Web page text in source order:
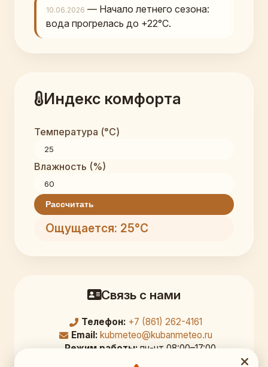
10.06.2026 — Начало летнего сезона:
вода прогрелась до +22°C.
Индекс комфорта
Температура (°C)
Влажность (%)
Рассчитать
Ощущается: 25°C
Связь с нами
Телефон: +7 (861) 262-4161
Email: kubmeteo@kubanmeteo.ru
Режим работы:пн-чт 08:00–17:00,
перерыв 12:00–12:45; пт 08:00–16:00